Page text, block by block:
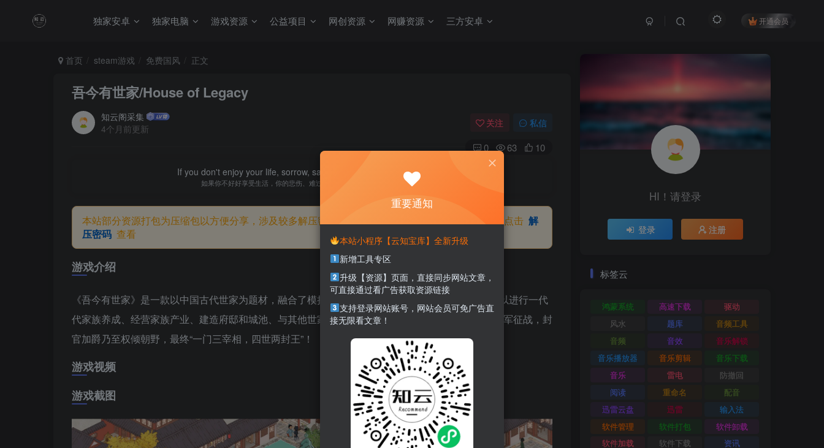
独家安卓 独家电脑 游戏资源 公益项目 网创资源 网赚资源 三方安卓 开通会员
首页 steam游戏 免费国风 正文
吾今有世家/House of Legacy
知云阁采集
4个月前更新
关注 私信
0 63 10
If you don't enjoy your life, sorrow, sadness, fear, shame and guilt will.
如果你不好好享受生活，你的悲伤、难过、害怕、羞愧和内疚会代替你享受
本站部分资源打包为压缩包以方便分享，涉及较多解压密码，如果你下载的资源需要解压密码，请点击 解
压密码 查看
游戏介绍
《吾今有世家》是一款以中国古代世家为题材，融合了模拟经营+策略玩法的游戏。在游戏中，你可以进行一代
代家族养成、经营家族产业、建造府邸和城池、与其他世家明争暗斗，家族成员可以科举入仕或者从军征战，封
官加爵乃至权倾朝野，最终“一门三宰相，四世两封王”！
游戏视频
游戏截图
HI！请登录
登录 注册
标签云
鸿蒙系统 高速下载
驱动
风水
题库
音频工具
音频
音效
音乐解锁
音乐播放器
音乐剪辑
音乐下载
音乐
雷电
防撤回
阅读
重命名
配音
迅雷云盘
迅雷
输入法
软件管理
软件打包
软件卸载
软件加载
软件下载
资讯
重要通知
本站小程序【云知宝库】全新升级
新增工具专区
升级【资源】页面，直接同步网站文章，
可直接通过看广告获取资源链接
支持登录网站账号，网站会员可免广告直
接无限看文章！